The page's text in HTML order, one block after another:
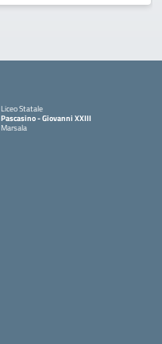
Liceo Statale
Pascasino - Giovanni XXIII
Marsala